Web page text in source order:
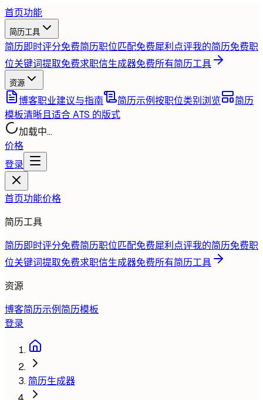
首页功能
简历工具
简历即时评分免费简历职位匹配免费犀利点评我的简历免费职
位关键词提取免费求职信生成器免费所有简历工具
资源
博客职业建议与指南 简历示例按职位类别浏览
简历
模板清晰且适合 ATS 的版式
加载中...
价格
登录
首页功能价格
简历工具
简历即时评分免费简历职位匹配免费犀利点评我的简历免费职
位关键词提取免费求职信生成器免费所有简历工具
资源
博客简历示例 简历模板
登录
简历生成器